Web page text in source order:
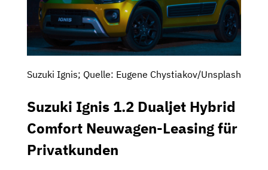
Suzuki Ignis; Quelle: Eugene Chystiakov/Unsplash
Suzuki Ignis 1.2 Dualjet Hybrid
Comfort Neuwagen-Leasing für
Privatkunden